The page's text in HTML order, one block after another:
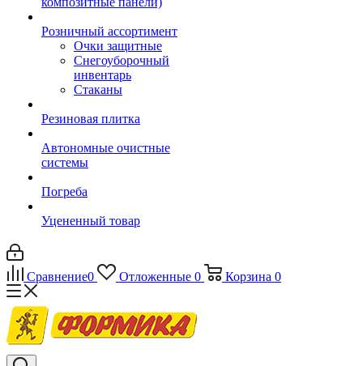
Розничный ассортимент
Очки защитные
Снегоуборочный
инвентарь
Стаканы
Резиновая плитка
Автономные очистные
системы
Погреба
Уцененный товар
Сравнение0 Отложенные 0 Корзина 0